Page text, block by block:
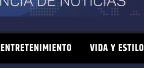
ENTRETENIMIENTO VIDA Y ESTILO